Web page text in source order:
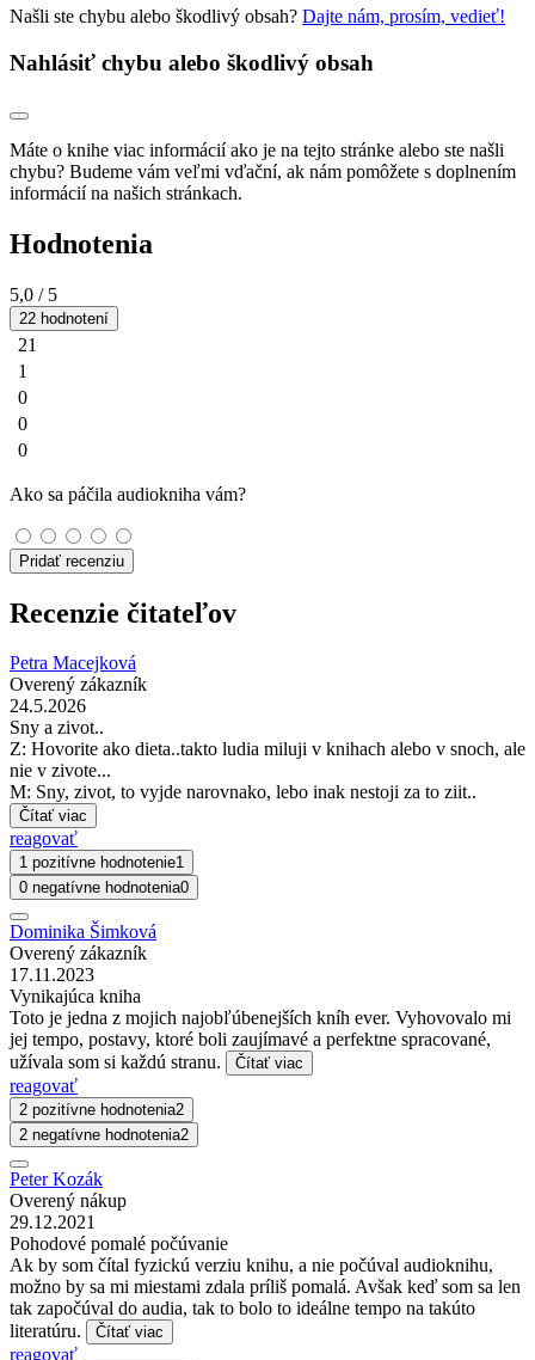
Našli ste chybu alebo škodlivý obsah? Dajte nám, prosím, vedieť!
Nahlásiť chybu alebo škodlivý obsah
Máte o knihe viac informácií ako je na tejto stránke alebo ste našli
chybu? Budeme vám veľmi vďační, ak nám pomôžete s doplnením
informácií na našich stránkach.
Hodnotenia
5,0 / 5
22 hodnotení
21
1
0
0
0
Ako sa páčila audiokniha vám?
Pridať recenziu
Recenzie čitateľov
Petra Macejková
Overený zákazník
24.5.2026
Sny a zivot..
Z: Hovorite ako dieta..takto ludia miluji v knihach alebo v snoch, ale
nie v zivote...
M: Sny, zivot, to vyjde narovnako, lebo inak nestoji za to ziit..
Čítať viac
reagovať
1 pozitívne hodnotenie1
0 negatívne hodnotenia0
Dominika Šimková
Overený zákazník
17.11.2023
Vynikajúca kniha
Toto je jedna z mojich najobľúbenejších kníh ever. Vyhovovalo mi
jej tempo, postavy, ktoré boli zaujímavé a perfektne spracované,
užívala som si každú stranu.
Čítať viac
reagovať
2 pozitívne hodnotenia2
2 negatívne hodnotenia2
Peter Kozák
Overený nákup
29.12.2021
Pohodové pomalé počúvanie
Ak by som čítal fyzickú verziu knihu, a nie počúval audioknihu,
možno by sa mi miestami zdala príliš pomalá. Avšak keď som sa len
tak započúval do audia, tak to bolo to ideálne tempo na takúto
literatúru.
Čítať viac
reagovať